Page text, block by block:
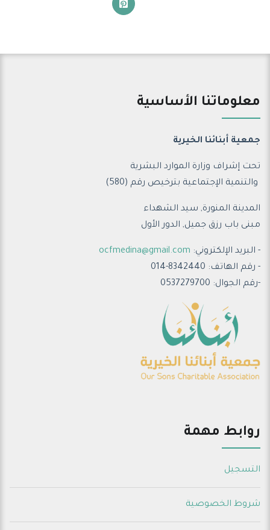
معلوماتنا الأساسية
جمعية أبنائنا الخيرية
تحت إشراف وزارة الموارد البشرية
والتنمية الإجتماعية بترخيص رقم (580)
المدينة المنورة, سيد الشهداء
مبنى باب رزق جميل, الدور الأول
- البريد الإلكتروني: ocfmedina@gmail.com
- رقم الهاتف: 8342440-014
-رقم الجوال: 0537279700
روابط مهمة
التسجيل
شروط الخصوصية